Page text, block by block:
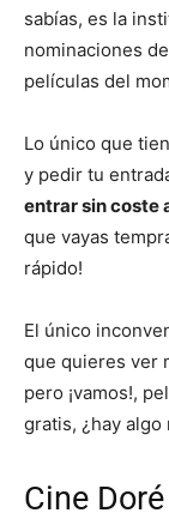
sabías, es la
nominaciones
películas del
Lo único que
y pedir tu
entrar sin coste
que vayas
rápido!
El único
que quieres ver
pero ¡vamos!,
gratis, ¿hay algo
Cine Doré